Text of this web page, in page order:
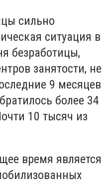
сильно
ситуация в
безработицы,
занятости, не
9 месяцев
более 34
10 тысяч из
время является